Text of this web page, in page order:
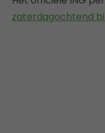
zaterdagochtend